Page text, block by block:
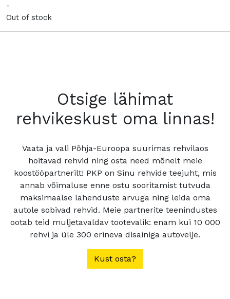
-
Out of stock
Otsige lähimat
rehvikeskust oma linnas!
Vaata ja vali Põhja-Euroopa suurimas rehvilaos
hoitavad rehvid ning osta need mõnelt meie
koostööpartnerilt! PKP on Sinu rehvide teejuht, mis
annab võimaluse enne ostu sooritamist tutvuda
maksimaalse lahenduste arvuga ning leida oma
autole sobivad rehvid. Meie partnerite teenindustes
ootab teid muljetavaldav tootevalik: enam kui 10 000
rehvi ja üle 300 erineva disainiga autovelje.
Kust osta?